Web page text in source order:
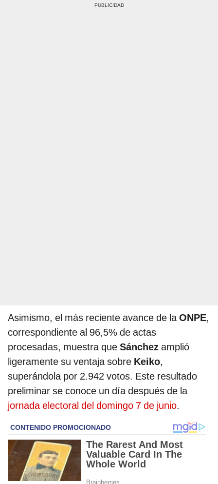
Asimismo, el más reciente avance de la ONPE,
correspondiente al 96,5% de actas
procesadas, muestra que Sánchez amplió
ligeramente su ventaja sobre Keiko,
superándola por 2.942 votos. Este resultado
preliminar se conoce un día después de la
jornada electoral del domingo 7 de junio.